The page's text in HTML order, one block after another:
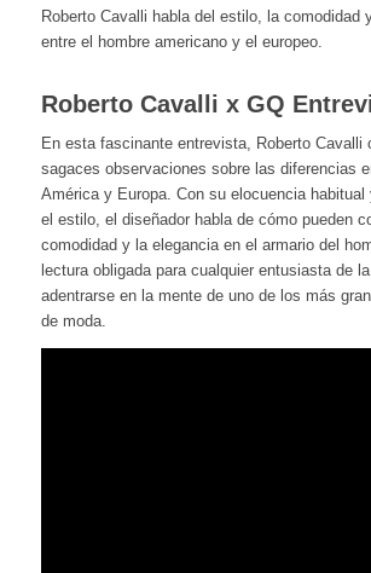
Roberto Cavalli habla del estilo, la comodidad
entre el hombre americano y el europeo.
Roberto Cavalli x GQ
En esta fascinante entrevista, Roberto Cavalli
sagaces observaciones sobre las diferencias
América y Europa. Con su elocuencia habitual
el estilo, el diseñador habla de cómo pueden
comodidad y la elegancia en el armario del
lectura obligada para cualquier entusiasta de
adentrarse en la mente de uno de los más
de moda.